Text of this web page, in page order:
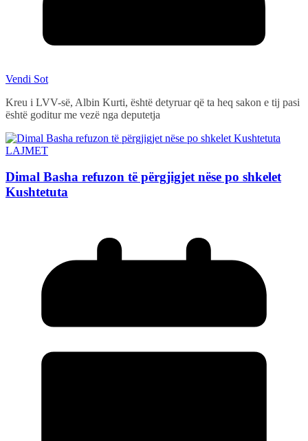
Vendi Sot
Kreu i LVV-së, Albin Kurti, është detyruar që ta heq sakon e tij pasi
është goditur me vezë nga deputetja
LAJMET
Dimal Basha refuzon të përgjigjet nëse po shkelet
Kushtetuta